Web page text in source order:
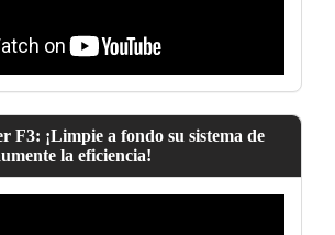
F3: ¡Limpie a fondo su sistema de
la eficiencia!